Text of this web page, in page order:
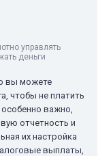
управлять
деньги
вы можете
чтобы не платить
важно,
отчетность и
их настройка
выплаты,